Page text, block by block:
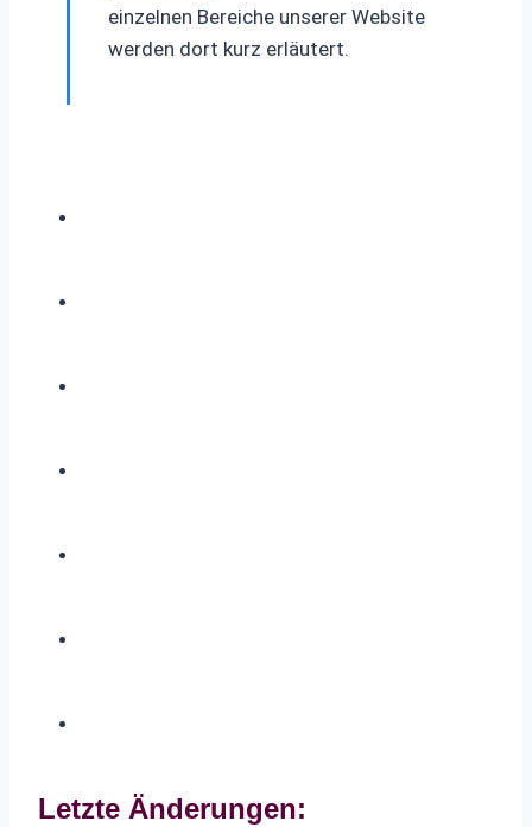
einzelnen Bereiche unserer Website
werden dort kurz erläutert.
Letzte Änderungen: